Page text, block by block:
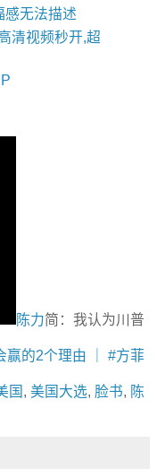
感无法描述
清视频秒开,超
陈力简：我认为川普
赢的2个理由 ｜ #方菲
国 , 美国大选, 脸书, 陈